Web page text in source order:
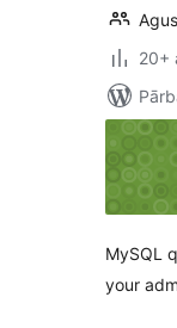
20+
MySQL
your